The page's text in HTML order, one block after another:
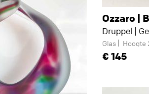
Ozzaro |
Druppel |
Glas Hoogte
145